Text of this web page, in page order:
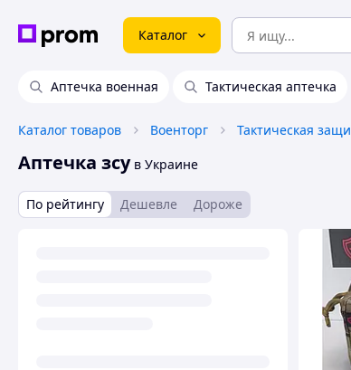
Каталог
Аптечка военная Тактическая аптечка
Каталог товаров Военторг Тактическая
Аптечка зсув Украине
По рейтингу Дешевле Дороже